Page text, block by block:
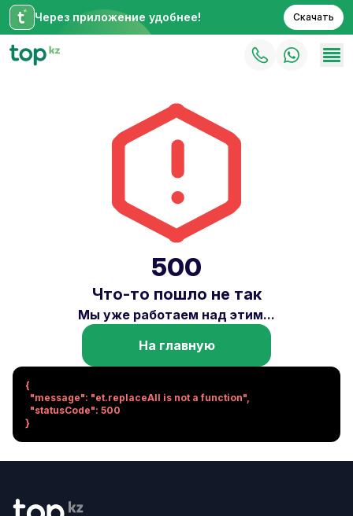
Через приложение удобнее! Скачать
500
Что-то пошло не так
Мы уже работаем над этим...
На главную
{
}